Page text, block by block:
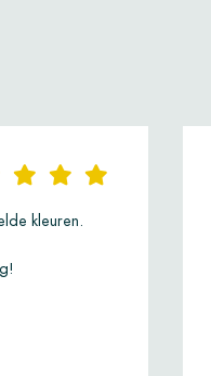
kleuren.